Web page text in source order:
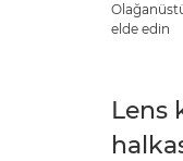
elde edin
Lens